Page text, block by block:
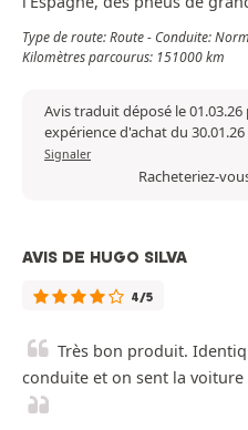
Type de route: Route - Conduite:
Kilomètres parcourus: 151000 km
Avis traduit déposé le
expérience d'achat du 30.01.26
Signaler
Racheteriez-
AVIS DE HUGO SILVA
4/5
Très bon produit.
conduite et on sent la voiture